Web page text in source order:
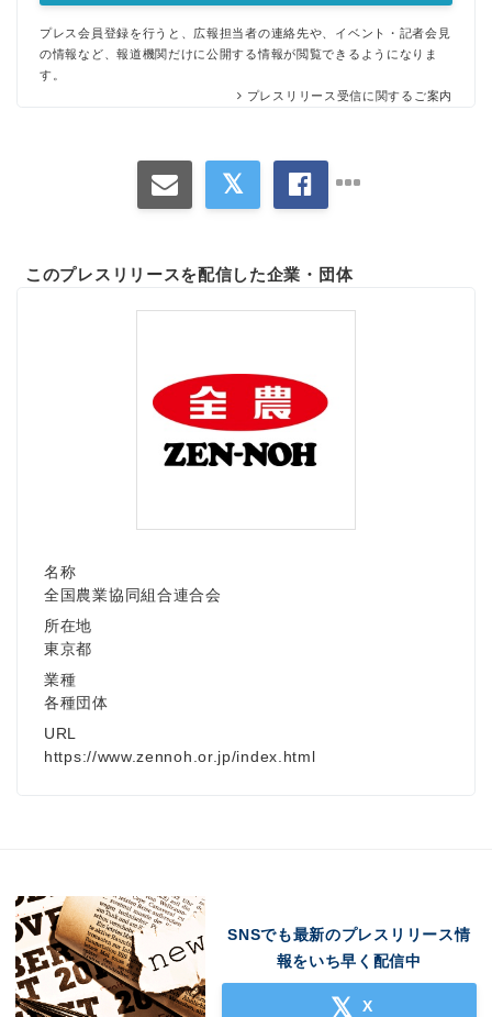
プレス会員登録を行うと、広報担当者の連絡先や、イベント・記者会見
の情報など、報道機関だけに公開する情報が閲覧できるようになりま
す。
プレスリリース受信に関するご案内
このプレスリリースを配信した企業・団体
名称
全国農業協同組合連合会
所在地
東京都
業種
各種団体
URL
https://www.zennoh.or.jp/index.html
SNSでも最新のプレスリリース情
報をいち早く配信中
X